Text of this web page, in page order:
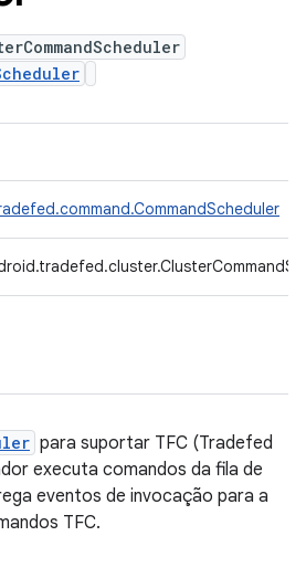
para suportar TFC (Tradefed
executa comandos da fila de
eventos de invocação para a
TFC.